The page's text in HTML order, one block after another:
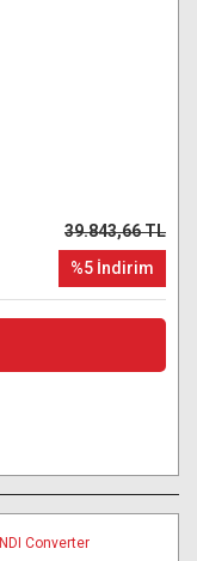
39.843,66 TL
%5 İndirim